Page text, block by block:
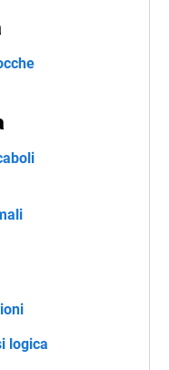
logica